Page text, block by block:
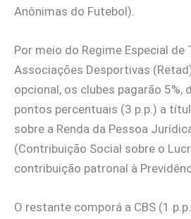
Anônimas do Futebol).
Por meio do Regime Especial de
Associações Desportivas
opcional, os clubes pagarão 5%,
pontos percentuais (3 p.p.) a
sobre a Renda da Pessoa
(Contribuição Social sobre o
contribuição patronal à
O restante comporá a CBS (1